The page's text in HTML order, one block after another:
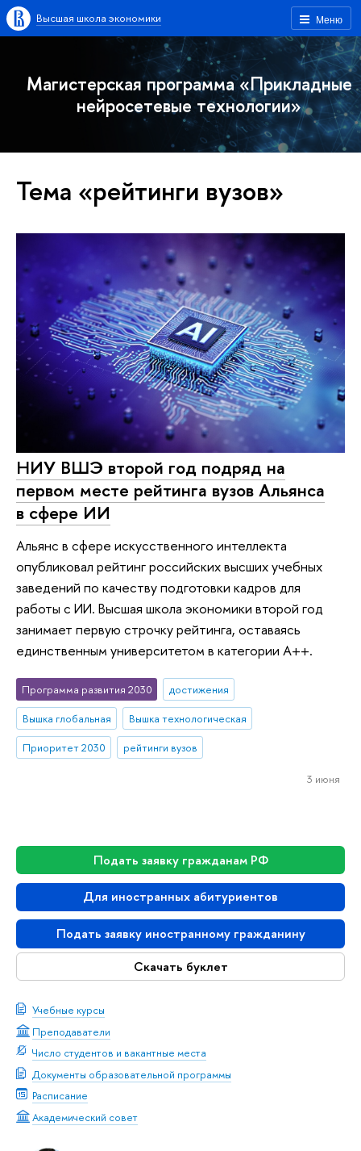
Меню
Высшая школа экономики
Магистерская программа «Прикладные
нейросетевые технологии»
Подать заявку гражданам РФ
Для иностранных абитуриентов
Подать заявку иностранному гражданину
Скачать буклет
Учебные курсы
Преподаватели
Число студентов и вакантные места
Документы образовательной программы
Расписание
Академический совет
Тема «рейтинги вузов»
НИУ ВШЭ второй год подряд на
первом месте рейтинга вузов Альянса
в сфере ИИ
Альянс в сфере искусственного интеллекта
опубликовал рейтинг российских высших учебных
заведений по качеству подготовки кадров для
работы с ИИ. Высшая школа экономики второй год
занимает первую строчку рейтинга, оставаясь
единственным университетом в категории A++.
Программа развития 2030
достижения
Вышка глобальная
Вышка технологическая
Приоритет 2030
рейтинги вузов
3 июня